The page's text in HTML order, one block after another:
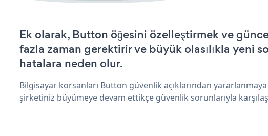
Ek olarak, Button öğesini özelleştirmek ve
fazla zaman gerektirir ve büyük olasılıkla yeni
hatalara neden olur.
Bilgisayar korsanları Button güvenlik açıklarından
şirketiniz büyümeye devam ettikçe güvenlik sorunlarıyla